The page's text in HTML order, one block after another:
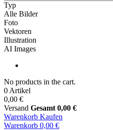
Typ
Alle Bilder
Foto
Vektoren
Illustration
AI Images
No products in the cart.
0 Artikel
0,00 €
Versand Gesamt 0,00 €
Warenkorb Kaufen
Warenkorb 0,00 €